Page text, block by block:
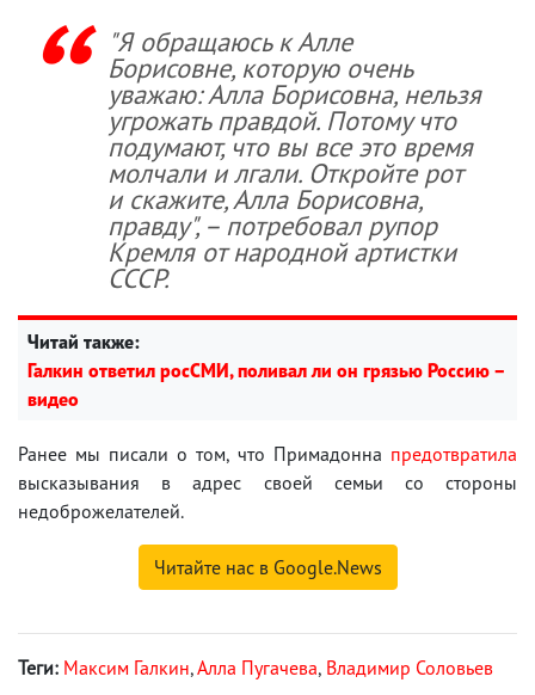
"Я обращаюсь к Алле
Борисовне, которую очень
уважаю: Алла Борисовна, нельзя
угрожать правдой. Потому что
подумают, что вы все это время
молчали и лгали. Откройте рот
и скажите, Алла Борисовна,
правду", – потребовал рупор
Кремля от народной артистки
СССР.
Читай также:
Галкин ответил росСМИ, поливал ли он грязью Россию –
видео
Ранее мы писали о том, что Примадонна предотвратила
высказывания в адрес своей семьи со стороны
недоброжелателей.
Читайте нас в Google.News
Теги: Максим Галкин,Алла Пугачева, Владимир Соловьев